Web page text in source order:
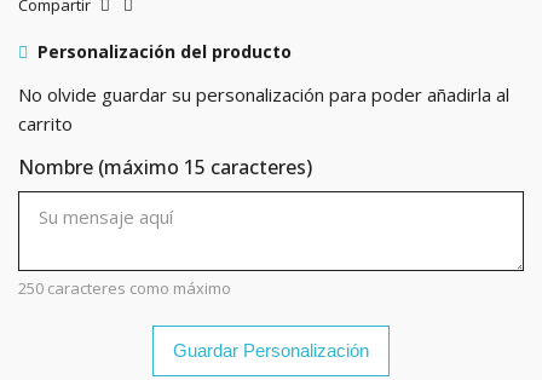
Compartir
Personalización del producto
No olvide guardar su personalización para poder añadirla al
carrito
Nombre (máximo 15 caracteres)
250 caracteres como máximo
Guardar Personalización